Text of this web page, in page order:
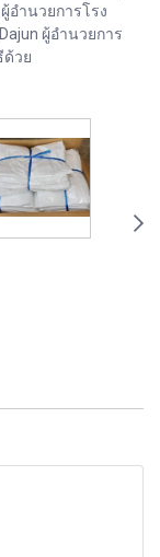
อำนวยการโรง
ผู้อำนวยการ
ด้วย